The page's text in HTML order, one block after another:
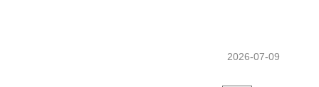
2026-07-09